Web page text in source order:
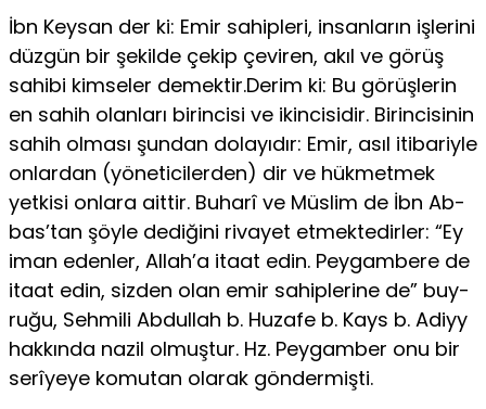
İbn Keysan der ki: Emir sahipleri, insanların işleri­ni
düzgün bir şekilde çekip çeviren, akıl ve görüş
sahibi kimseler demektir.Derim ki: Bu görüşlerin
en sahih olanları birincisi ve ikincisidir. Birinci­sinin
sahih olması şundan dolayıdır: Emir, asıl itibariyle
onlardan (yönetici­lerden) dir ve hükmetmek
yetkisi onlara aittir. Buharî ve Müslim de İbn Ab-
bas’tan şöyle dediğini rivayet etmektedirler: “Ey
iman edenler, Allah’a ita­at edin. Peygambere de
itaat edin, sizden olan emir sahiplerine de” buy­
ruğu, Sehmili Abdullah b. Huzafe b. Kays b. Adiyy
hakkında nazil olmuştur. Hz. Peygamber onu bir
serîyeye komutan olarak göndermişti.